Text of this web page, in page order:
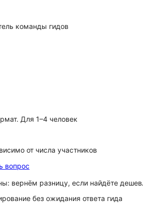
команды гидов
Для 1–4 человек
от числа участников
вопрос
вернём разницу, если найдёте
без ожидания ответа гида